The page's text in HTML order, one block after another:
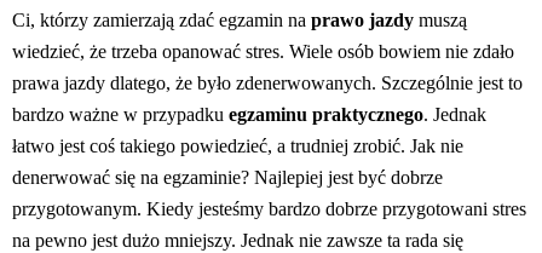
Ci, którzy zamierzają zdać egzamin na prawo jazdy muszą
wiedzieć, że trzeba opanować stres. Wiele osób bowiem nie zdało
prawa jazdy dlatego, że było zdenerwowanych. Szczególnie jest to
bardzo ważne w przypadku egzaminu praktycznego. Jednak
łatwo jest coś takiego powiedzieć, a trudniej zrobić. Jak nie
denerwować się na egzaminie? Najlepiej jest być dobrze
przygotowanym. Kiedy jesteśmy bardzo dobrze przygotowani stres
na pewno jest dużo mniejszy. Jednak nie zawsze ta rada się